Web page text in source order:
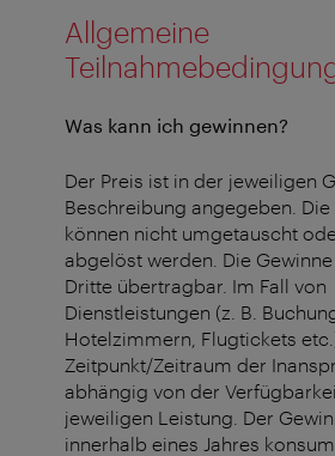
Allgemeine
Was kann ich gewinnen?
Der Preis ist in der jeweiligen
Beschreibung angegeben. Die
können nicht umgetauscht
abgelöst werden. Die
Dritte übertragbar. Im Fall von
Dienstleistungen (z. B.
Hotelzimmern, Flugtickets
Zeitpunkt/Zeitraum der
abhängig von der
jeweiligen Leistung. Der
innerhalb eines Jahres